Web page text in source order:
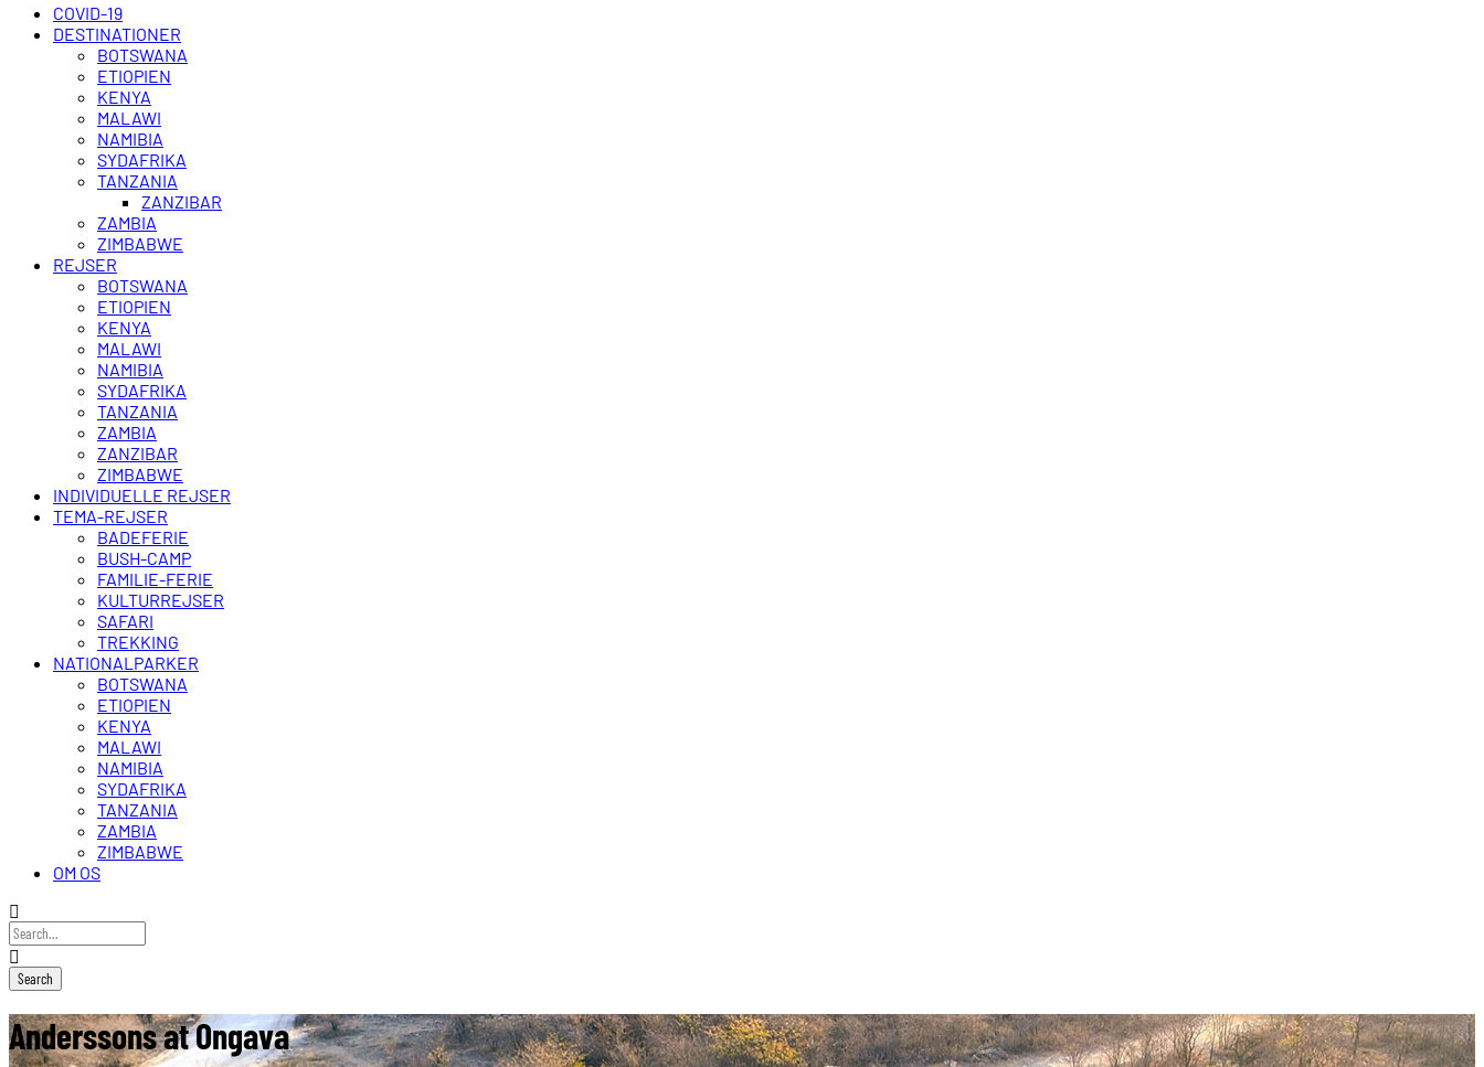
COVID-19
DESTINATIONER
BOTSWANA
ETIOPIEN
KENYA
MALAWI
NAMIBIA
SYDAFRIKA
TANZANIA
ZANZIBAR
ZAMBIA
ZIMBABWE
REJSER
BOTSWANA
ETIOPIEN
KENYA
MALAWI
NAMIBIA
SYDAFRIKA
TANZANIA
ZAMBIA
ZANZIBAR
ZIMBABWE
INDIVIDUELLE REJSER
TEMA-REJSER
BADEFERIE
BUSH-CAMP
FAMILIE-FERIE
KULTURREJSER
SAFARI
TREKKING
NATIONALPARKER
BOTSWANA
ETIOPIEN
KENYA
MALAWI
NAMIBIA
SYDAFRIKA
TANZANIA
ZAMBIA
ZIMBABWE
OM OS
Anderssons at Ongava